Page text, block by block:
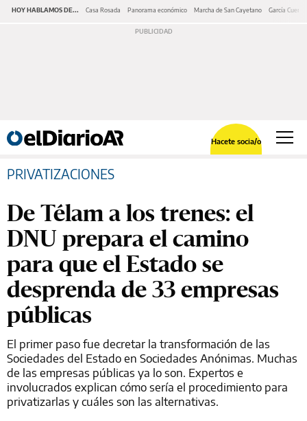
HOY HABLAMOS DE... Casa Rosada Panorama económico Marcha de San Cayetano García Cuerva
Hacete socia/o
PRIVATIZACIONES
De Télam a los trenes: el
DNU prepara el camino
para que el Estado se
desprenda de 33 empresas
públicas
El primer paso fue decretar la transformación de las
Sociedades del Estado en Sociedades Anónimas. Muchas
de las empresas públicas ya lo son. Expertos e
involucrados explican cómo sería el procedimiento para
privatizarlas y cuáles son las alternativas.